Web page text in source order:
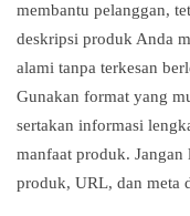
membantu pelanggan,
deskripsi produk Anda
alami tanpa terkesan
Gunakan format yang
sertakan informasi
manfaat produk.
produk, URL, dan meta